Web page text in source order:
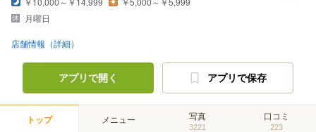
月曜日
店舗情報（詳細）
アプリで開く アプリで保存
トップ メニュー 写真
3221
口コミ
223